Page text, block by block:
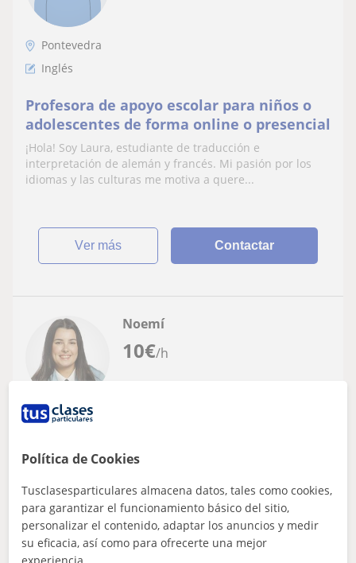
Pontevedra
Inglés
Profesora de apoyo escolar para niños o
adolescentes de forma online o presencial
¡Hola! Soy Laura, estudiante de traducción e
interpretación de alemán y francés. Mi pasión por los
idiomas y las culturas me motiva a quere...
ver más Contactar
10€/h
Noemí
Pontevedra
primaria o secundaria
Toda mi familia es francesa, por lo que domino el idioma
además de que este año empezaré la carrera de
educación primaria en la universidad...
Política de Cookies
Tusclasesparticulares almacena datos, tales como cookies,
para garantizar el funcionamiento básico del sitio,
personalizar el contenido, adaptar los anuncios y medir
su eficacia, así como para ofrecerte una mejor
experiencia.